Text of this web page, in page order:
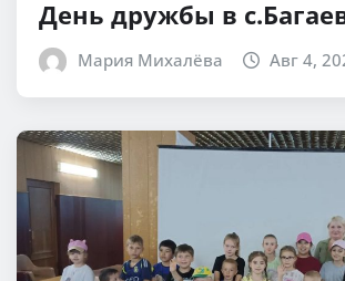
День дружбы в
Мария Михалёва Авг 4,